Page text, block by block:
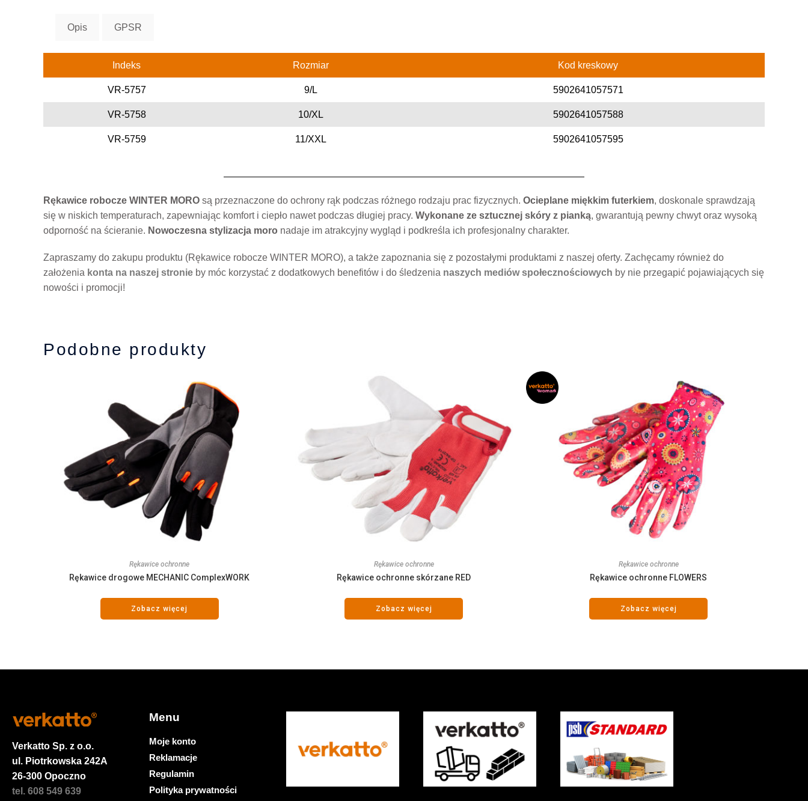
Opis GPSR
Indeks Rozmiar Kod kreskowy
VR-5757 9/L 5902641057571
VR-5758 10/XL 5902641057588
VR-5759 11/XXL 5902641057595
Rękawice robocze WINTER MORO są przeznaczone do ochrony rąk podczas różnego rodzaju prac fizycznych. Ocieplane miękkim futerkiem, doskonale sprawdzają
się w niskich temperaturach, zapewniając komfort i ciepło nawet podczas długiej pracy. Wykonane ze sztucznej skóry z pianką, gwarantują pewny chwyt oraz wysoką
odporność na ścieranie. Nowoczesna stylizacja moro nadaje im atrakcyjny wygląd i podkreśla ich profesjonalny charakter.
Zapraszamy do zakupu produktu (Rękawice robocze WINTER MORO), a także zapoznania się z pozostałymi produktami z naszej oferty. Zachęcamy również do
założenia konta na naszej stronie by móc korzystać z dodatkowych benefitów i do śledzenia naszych mediów społecznościowych by nie przegapić pojawiających się
nowości i promocji!
Podobne produkty
Rękawice ochronne
Rękawice drogowe MECHANIC ComplexWORK
Zobacz więcej
Rękawice ochronne
Rękawice ochronne skórzane RED
Zobacz więcej
Rękawice ochronne
Rękawice ochronne FLOWERS
Zobacz więcej
Verkatto Sp. z o.o.
ul. Piotrkowska 242A
26-300 Opoczno
tel. 608 549 639
Menu
Moje konto
Reklamacje
Regulamin
Polityka prywatności